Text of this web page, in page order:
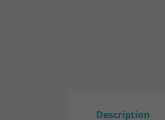
Description